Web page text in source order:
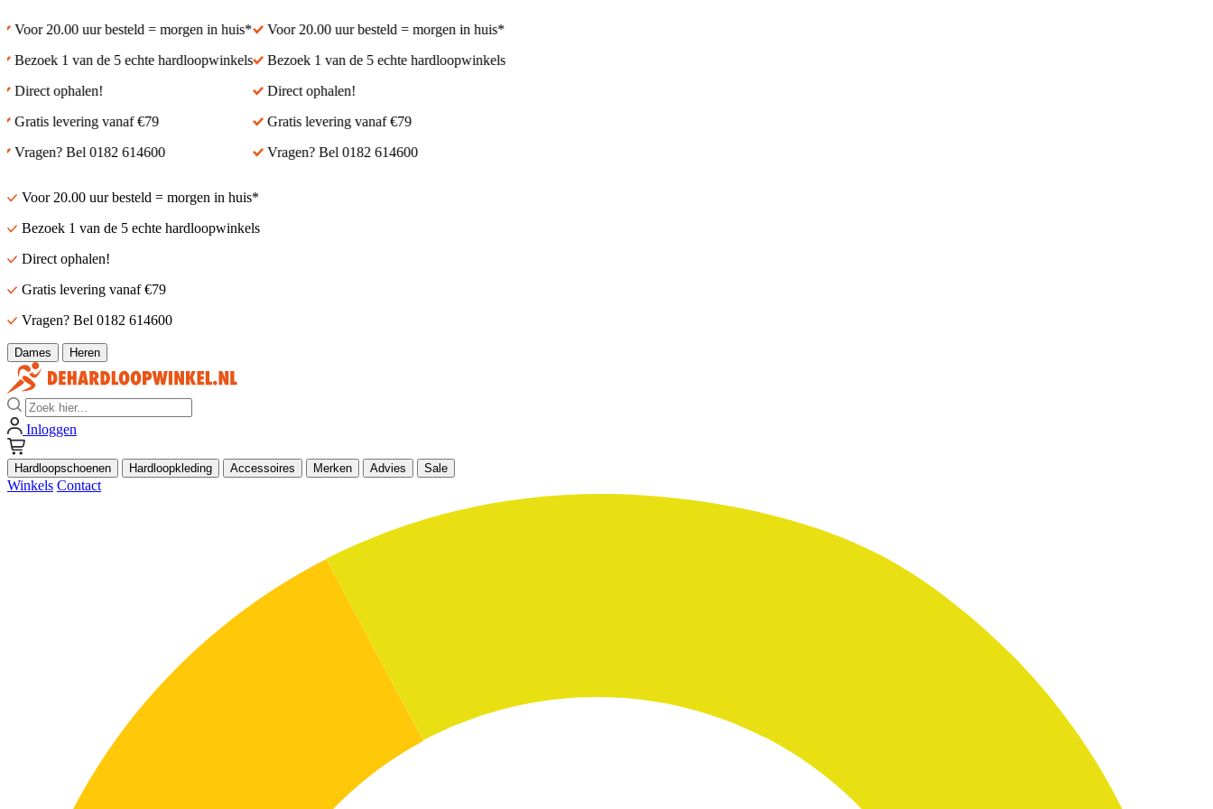
Voor 20.00 uur besteld = morgen in huis*
Bezoek 1 van de 5 echte hardloopwinkels
Direct ophalen!
Gratis levering vanaf €79
Vragen? Bel 0182 614600
Voor 20.00 uur besteld = morgen in huis*
Bezoek 1 van de 5 echte hardloopwinkels
Direct ophalen!
Gratis levering vanaf €79
Vragen? Bel 0182 614600
Voor 20.00 uur besteld = morgen in huis*
Bezoek 1 van de 5 echte hardloopwinkels
Direct ophalen!
Gratis levering vanaf €79
Vragen? Bel 0182 614600
Dames Heren
Zoek
Inloggen
Hardloopschoenen Hardloopkleding Accessoires Merken Advies Sale
Winkels Contact